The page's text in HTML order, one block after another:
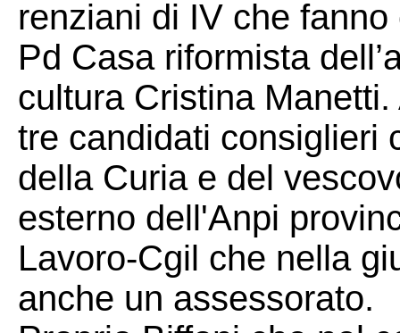
renziani di IV che
Pd Casa riformista
cultura Cristina
tre candidati consiglieri
della Curia e del
esterno dell'Anpi
Lavoro-Cgil che nella
anche un assessorato.